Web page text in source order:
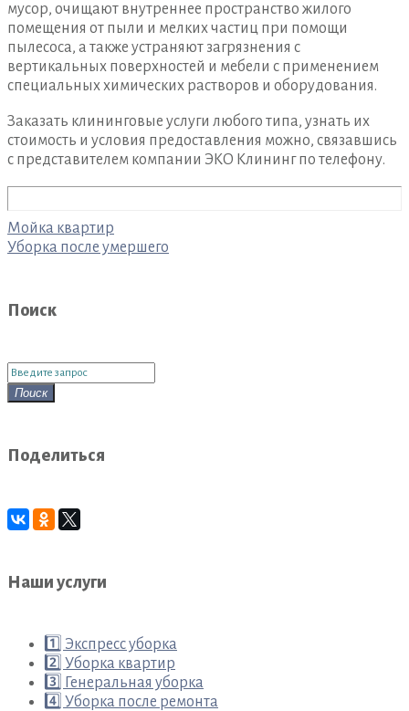
мусор, очищают внутреннее пространство жилого
помещения от пыли и мелких частиц при помощи
пылесоса, а также устраняют загрязнения с
вертикальных поверхностей и мебели с применением
специальных химических растворов и оборудования.
Заказать клининговые услуги любого типа, узнать их
стоимость и условия предоставления можно, связавшись
с представителем компании ЭКО Клининг по телефону.
Навигация
по
Мойка квартир
Уборка после умершего
Поиск
Поиск
для:
Поиск
Поделиться
Наши услуги
1️⃣ Экспресс уборка
2️⃣ Уборка квартир
3️⃣ Генеральная уборка
4️⃣ Уборка после ремонта